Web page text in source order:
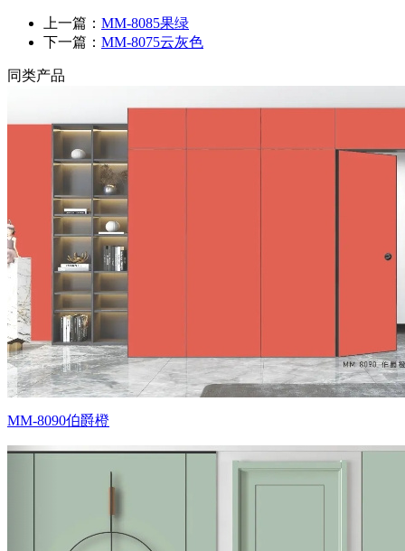
上一篇： MM-8085果绿
下一篇： MM-8075云灰色
同类产品
MM-8090伯爵橙